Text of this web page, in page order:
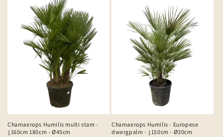
Chamaerops Humilis multi stam -
↨160cm 180cm - Ø45cm
Chamaerops Humilis - Europese
dwergpalm - ↨150cm - Ø30cm